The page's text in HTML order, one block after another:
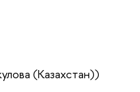
(Казахстан))